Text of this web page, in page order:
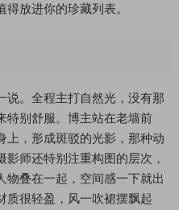
放进你的珍藏列表。
说。全程主打自然光，没有那
特别舒服。博主站在老墙前
上，形成斑驳的光影，那种动
师还特别注重构图的层次，
物叠在一起，空间感一下就出
质很轻盈，风一吹裙摆飘起